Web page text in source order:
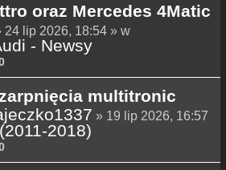
oraz Mercedes 4Matic
24 lip 2026, 18:54 » w
- Newsy
multitronic
» 19 lip 2026, 16:57
2018)